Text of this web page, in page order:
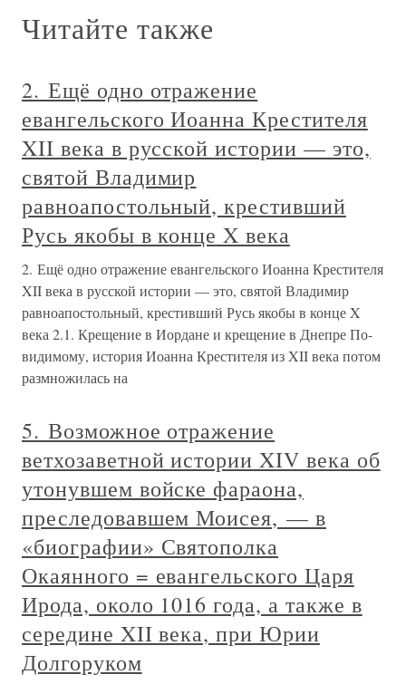
Читайте также
2. Ещё одно отражение
евангельского Иоанна Крестителя
XII века в русской истории — это,
святой Владимир
равноапостольный, крестивший
Русь якобы в конце X века
2. Ещё одно отражение евангельского Иоанна Крестителя
XII века в русской истории — это, святой Владимир
равноапостольный, крестивший Русь якобы в конце X
века 2.1. Крещение в Иордане и крещение в Днепре По-
видимому, история Иоанна Крестителя из XII века потом
размножилась на
5. Возможное отражение
ветхозаветной истории XIV века об
утонувшем войске фараона,
преследовавшем Моисея, — в
«биографии» Святополка
Окаянного = евангельского Царя
Ирода, около 1016 года, а также в
середине XII века, при Юрии
Долгоруком